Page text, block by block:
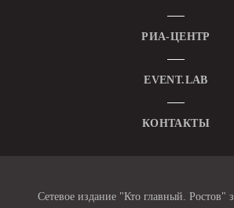
РИА-ЦЕНТР
EVENT.LAB
КОНТАКТЫ
Сетевое издание "Кто главный. Ростов"